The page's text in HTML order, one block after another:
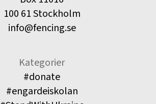
100 61 Stockholm
info@fencing.se
Kategorier
#donate
#engardeiskolan